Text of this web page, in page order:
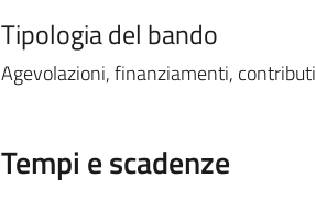
Tipologia del bando
Agevolazioni, finanziamenti, contributi
Tempi e scadenze